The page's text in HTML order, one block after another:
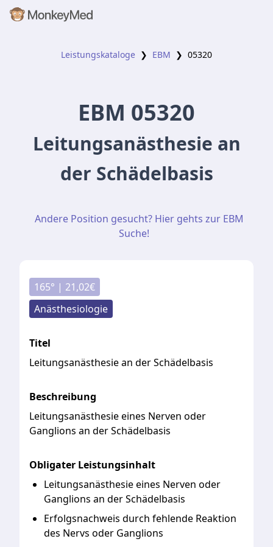
Leistungskataloge ❯ EBM ❯ 05320
EBM 05320
Leitungsanästhesie an
der Schädelbasis
Andere Position gesucht? Hier gehts zur EBM
Suche!
165° | 21,02€
Anästhesiologie
Titel
Leitungsanästhesie an der Schädelbasis
Beschreibung
Leitungsanästhesieeines Nerven oder
Ganglions an derSchädelbasis
Obligater Leistungsinhalt
Leitungsanästhesie eines Nerven oder
Ganglions an der Schädelbasis
Erfolgsnachweis durch fehlende Reaktion
des Nervs oder Ganglions